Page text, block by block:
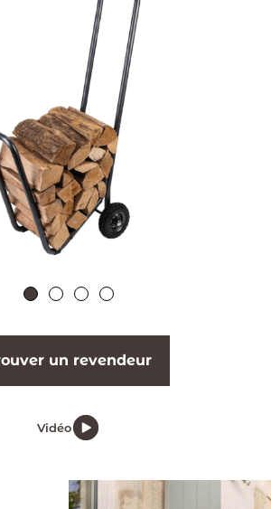
un revendeur
Vidéo